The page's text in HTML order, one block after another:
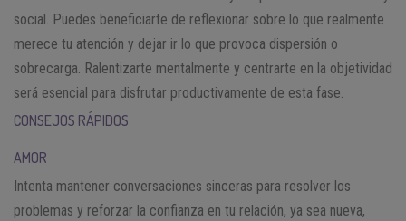
social. Puedes beneficiarte de reflexionar sobre lo que realmente
merece tu atención y dejar ir lo que provoca dispersión o
sobrecarga. Ralentizarte mentalmente y centrarte en la objetividad
será esencial para disfrutar productivamente de esta fase.
CONSEJOS RÁPIDOS
AMOR
Intenta mantener conversaciones sinceras para resolver los
problemas y reforzar la confianza en tu relación, ya sea nueva,